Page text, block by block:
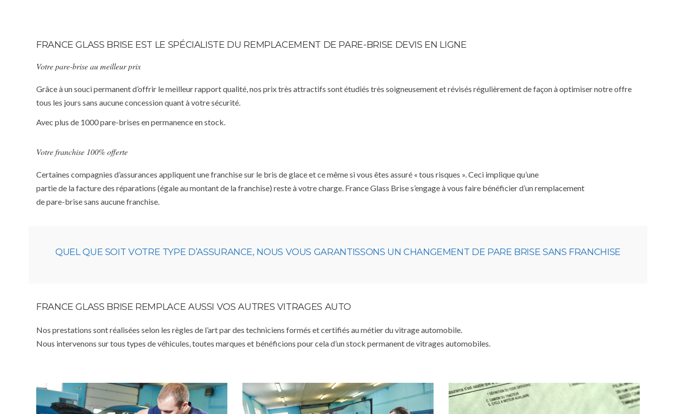
FRANCE GLASS BRISE EST LE SPÉCIALISTE DU REMPLACEMENT DE PARE-BRISE DEVIS EN LIGNE
Votre pare-brise au meilleur prix
Grâce à un souci permanent d’offrir le meilleur rapport qualité, nos prix très attractifs sont étudiés très soigneusement et révisés régulièrement de façon à optimiser notre offre
tous les jours sans aucune concession quant à votre sécurité.
Avec plus de 1000 pare-brises en permanence en stock.
Votre franchise 100% offerte
Certaines compagnies d’assurances appliquent une franchise sur le bris de glace et ce même si vous êtes assuré « tous risques ». Ceci implique qu’une
partie de la facture des réparations (égale au montant de la franchise) reste à votre charge. France Glass Brise s’engage à vous faire bénéficier d’un remplacement
de pare-brise sans aucune franchise.
QUEL QUE SOIT VOTRE TYPE D’ASSURANCE, NOUS VOUS GARANTISSONS UN CHANGEMENT DE PARE BRISE SANS FRANCHISE
FRANCE GLASS BRISE REMPLACE AUSSI VOS AUTRES VITRAGES AUTO
Nos prestations sont réalisées selon les règles de l’art par des techniciens formés et certifiés au métier du vitrage automobile.
Nous intervenons sur tous types de véhicules, toutes marques et bénéficions pour cela d’un stock permanent de vitrages automobiles.